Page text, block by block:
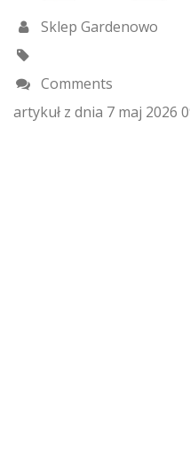
Sklep Gardenowo
Comments
artykuł z dnia 7 maj 2026